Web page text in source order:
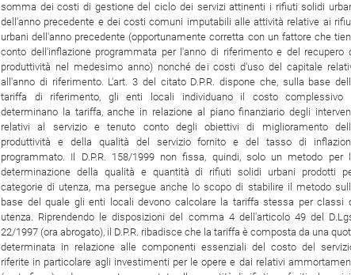
somma dei costi di gestione del ciclo dei servizi attinenti i rifiuti solidi
dell'anno precedente e dei costi comuni imputabili alle attività relative ai
urbani dell'anno precedente (opportunamente corretta con un fattore che
conto dell'inflazione programmata per l'anno di riferimento e del recupero
produttività nel medesimo anno) nonché dei costi d'uso del capitale
all'anno di riferimento. L'art. 3 del citato D.P.R. dispone che, sulla base
tariffa di riferimento, gli enti locali individuano il costo complessivo
determinano la tariffa, anche in relazione al piano finanziario degli
relativi al servizio e tenuto conto degli obiettivi di miglioramento
produttività e della qualità del servizio fornito e del tasso di
programmato. Il D.P.R. 158/1999 non fissa, quindi, solo un metodo per
determinazione della qualità e quantità di rifiuti solidi urbani prodotti
categorie di utenza, ma persegue anche lo scopo di stabilire il metodo
base del quale gli enti locali devono calcolare la tariffa stessa per classi
utenza. Riprendendo le disposizioni del comma 4 dell'articolo 49 del
22/1997 (ora abrogato), il D.P.R. ribadisce che la tariffa è composta da una
determinata in relazione alle componenti essenziali del costo del
riferite in particolare agli investimenti per le opere e dai relativi